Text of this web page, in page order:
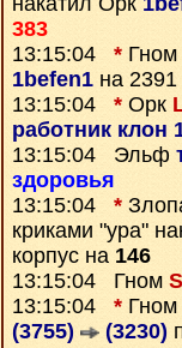
383
13:15:04 * Гном
1befen1 на 2391
13:15:04 * Орк
работник клон
13:15:04 Эльф
здоровья
13:15:04 *
криками "ура"
корпус на 146
13:15:04 Гном
13:15:04 * Гном
(3755)
(3230)